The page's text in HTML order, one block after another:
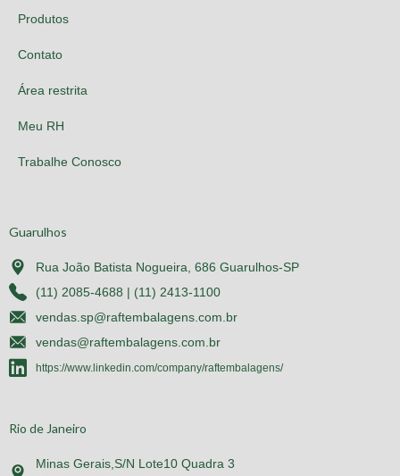
Produtos
Contato
Área restrita
Meu RH
Trabalhe Conosco
Guarulhos
Rua João Batista Nogueira, 686 Guarulhos-SP
(11) 2085-4688 | (11) 2413-1100
vendas.sp@raftembalagens.com.br
vendas@raftembalagens.com.br
https://www.linkedin.com/company/raftembalagens/
Rio de Janeiro
Minas Gerais,S/N Lote10 Quadra 3